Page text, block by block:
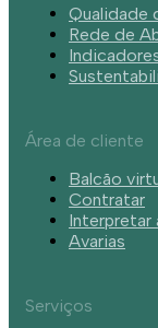
Qualidade
Rede de
Área de cliente
Balcão
Contratar
Interpretar
Avarias
Serviços